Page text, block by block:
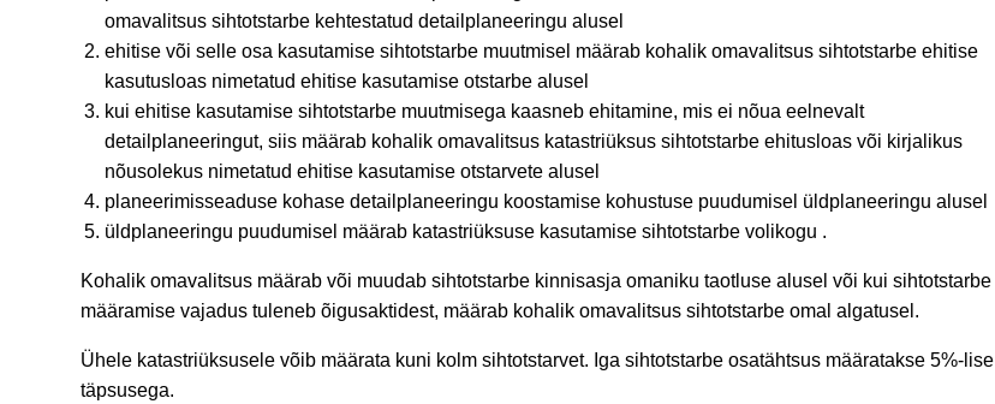
omavalitsus sihtotstarbe kehtestatud detailplaneeringu alusel
ehitise või selle osa kasutamise sihtotstarbe muutmisel määrab kohalik omavalitsus sihtotstarbe ehitise
kasutusloas nimetatud ehitise kasutamise otstarbe alusel
kui ehitise kasutamise sihtotstarbe muutmisega kaasneb ehitamine, mis ei nõua eelnevalt
detailplaneeringut, siis määrab kohalik omavalitsus katastriüksus sihtotstarbe ehitusloas või kirjalikus
nõusolekus nimetatud ehitise kasutamise otstarvete alusel
planeerimisseaduse kohase detailplaneeringu koostamise kohustuse puudumisel üldplaneeringu alusel
üldplaneeringu puudumisel määrab katastriüksuse kasutamise sihtotstarbe volikogu .
Kohalik omavalitsus määrab või muudab sihtotstarbe kinnisasja omaniku taotluse alusel või kui sihtotstarbe
määramise vajadus tuleneb õigusaktidest, määrab kohalik omavalitsus sihtotstarbe omal algatusel.
Ühele katastriüksusele võib määrata kuni kolm sihtotstarvet. Iga sihtotstarbe osatähtsus määratakse 5%-lise
täpsusega.